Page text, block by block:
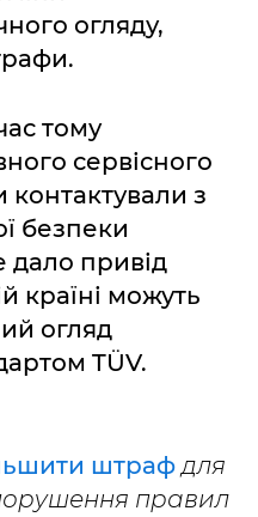
огляду,
тому
сервісного
з
безпеки
дало привід
країні можуть
огляд
TÜV.
штрафдля
правил